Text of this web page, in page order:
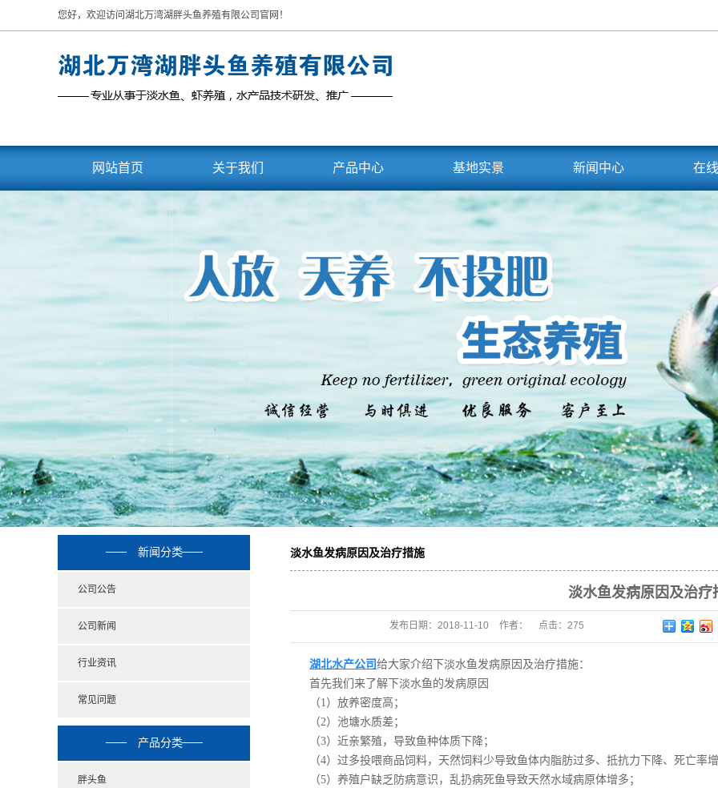
您好，欢迎访问湖北万湾湖胖头鱼养殖有限公司官网！
网站首页 关于我们
宣传视频
公司大事记
产品中心
刁子鱼
花鲢鱼
基地实景
基地展示
新闻中心
公司公告
在
新闻分类
公司公告
公司新闻
行业资讯
常见问题
产品分类
胖头鱼
淡水鱼发病原因及治疗措施
淡水鱼发病原因及治疗
发布日期： 2018-11-10 作者： 点击： 275
湖北水产公司 给大家介绍下淡水鱼发病原因及治疗措施：
首先我们来了解下淡水鱼的发病原因
（1）放养密度高；
（2）池塘水质差；
（3）近亲繁殖，导致鱼种体质下降；
（4）过多投喂商品饲料，天然饲料少导致鱼体内脂肪过多、抵抗力下降、死亡率
（5）养殖户缺乏防病意识，乱扔病死鱼导致天然水域病原体增多；